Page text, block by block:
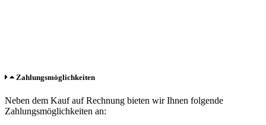
Zahlungsmöglichkeiten
Neben dem Kauf auf Rechnung bieten wir Ihnen folgende
Zahlungsmöglichkeiten an: